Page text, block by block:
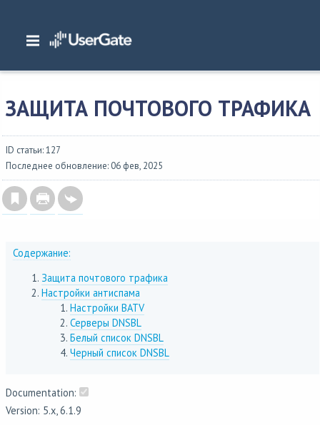
Главная/ Документация/NGFW
Политики безопасности
ЗАЩИТА ПОЧТОВОГО ТРАФИКА
ID статьи: 127
Последнее обновление: 06 фев, 2025
Содержание:
Защита почтового трафика
Настройки антиспама
Настройки BATV
Серверы DNSBL
Белый список DNSBL
Черный список DNSBL
Documentation:
Version: 5.x, 6.1.9